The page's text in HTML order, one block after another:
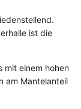
ist die
mit einem hohen
am Mantelanteil